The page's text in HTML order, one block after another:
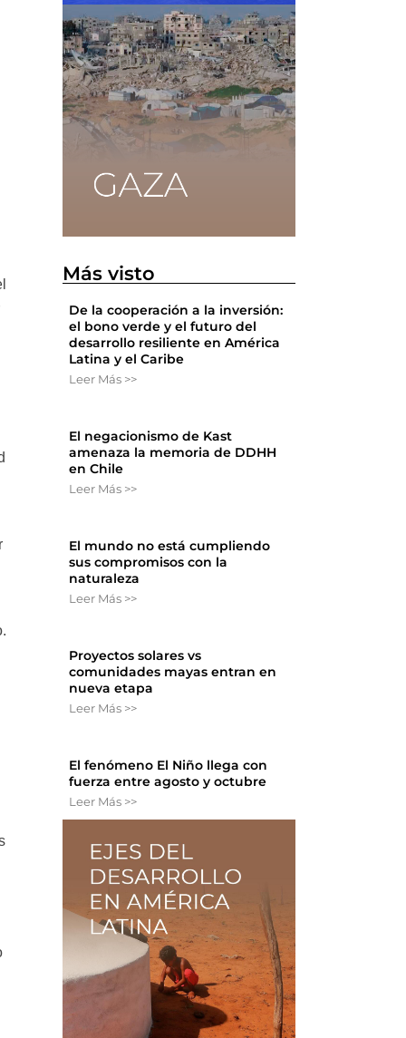
Más visto
De la cooperación a la inversión:
el bono verde y el futuro del
desarrollo resiliente en América
Latina y el Caribe
Leer Más >>
El negacionismo de Kast
amenaza la memoria de DDHH
en Chile
Leer Más >>
El mundo no está cumpliendo
sus compromisos con la
naturaleza
Leer Más >>
Proyectos solares vs
comunidades mayas entran en
nueva etapa
Leer Más >>
El fenómeno El Niño llega con
fuerza entre agosto y octubre
Leer Más >>